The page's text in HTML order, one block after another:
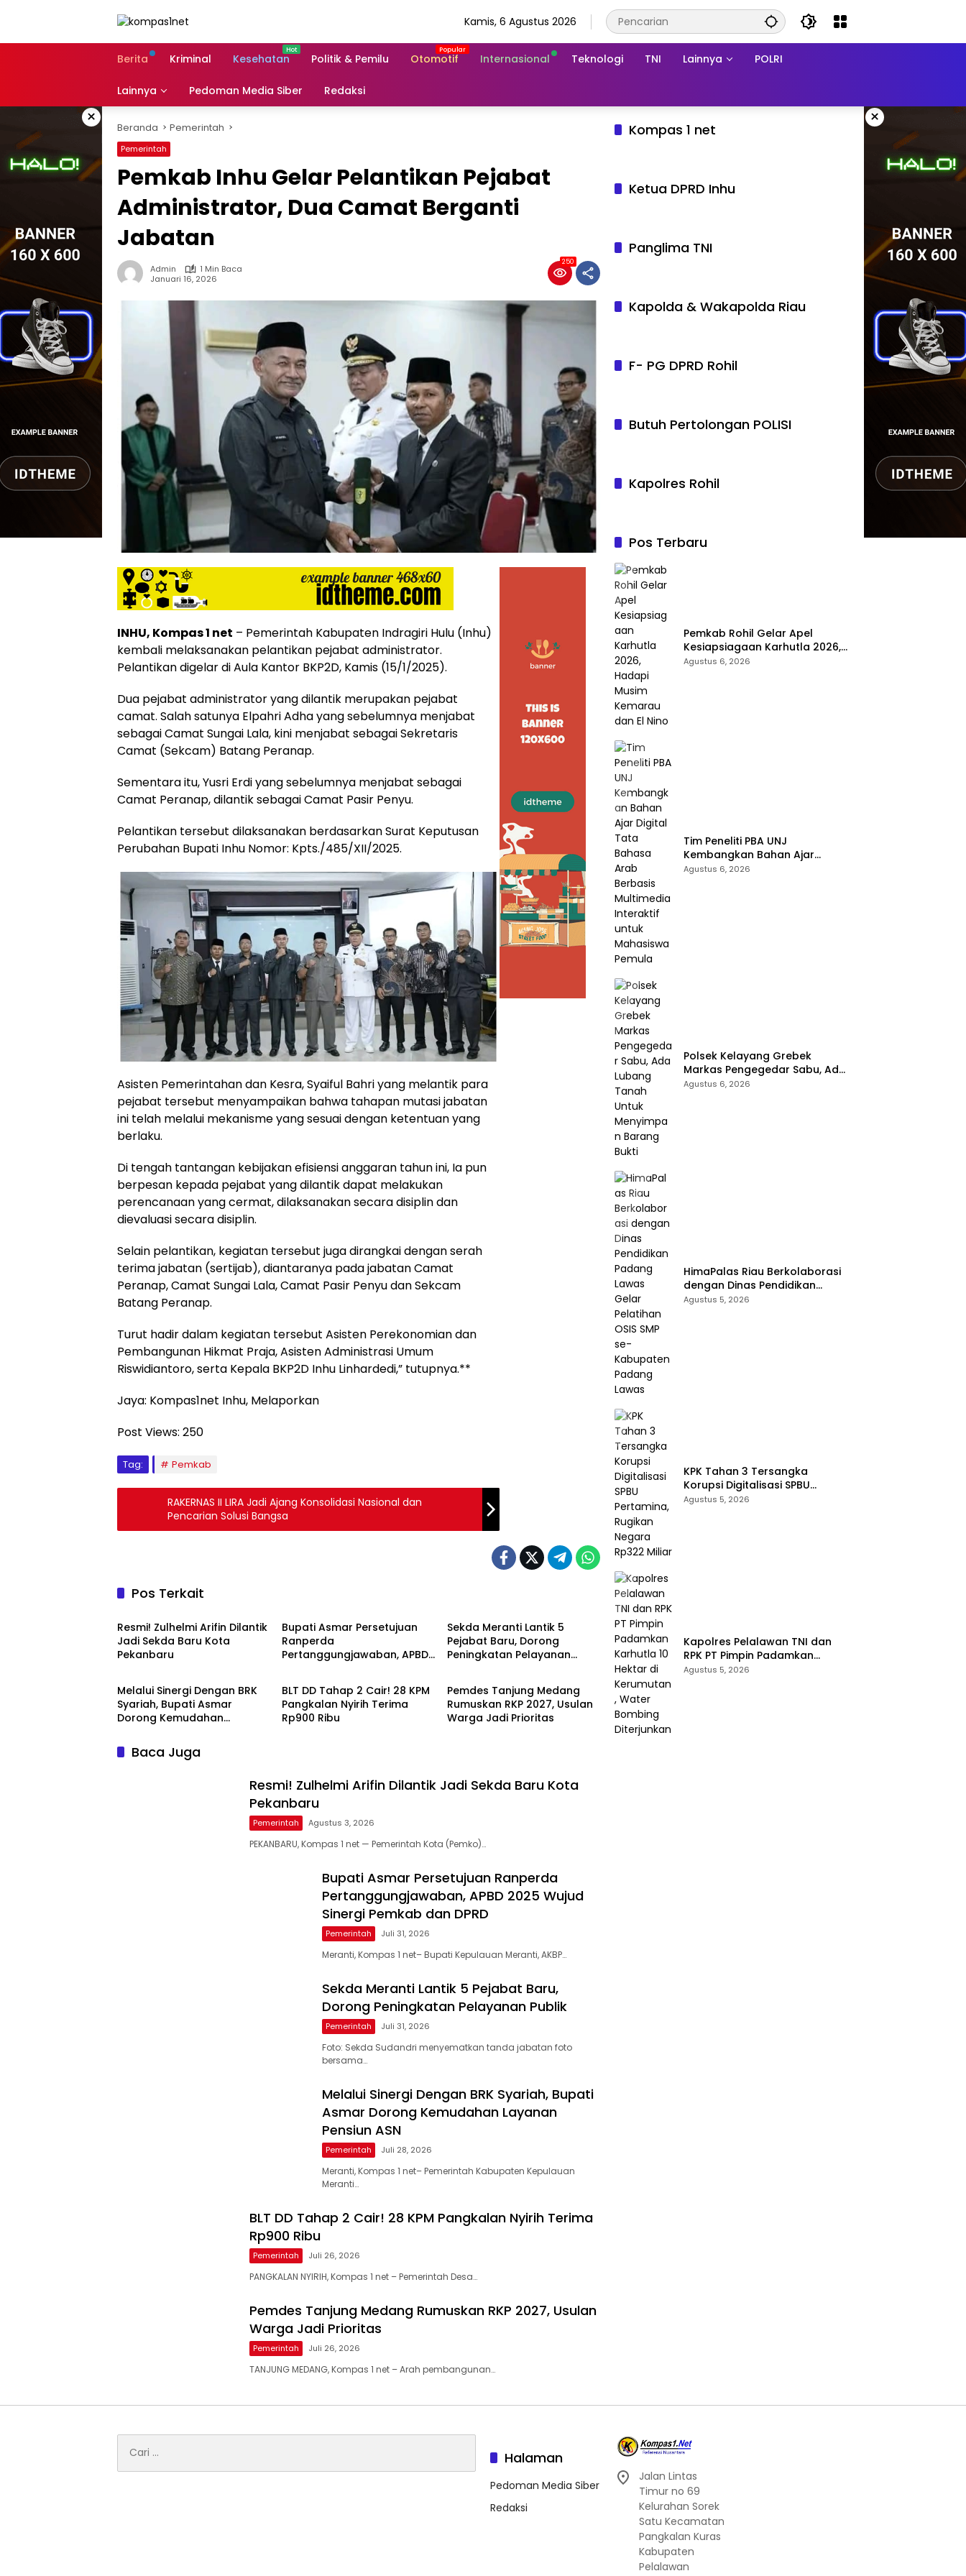
Kamis, 6 Agustus 2026
Berita Kriminal Kesehatan Politik & Pemilu Otomotif Internasional Teknologi TNI Lainnya POLRI
Lainnya Pedoman Media Siber Redaksi
× ×
Beranda Pemerintah
Pemerintah
Pemkab Inhu Gelar Pelantikan Pejabat
Administrator, Dua Camat Berganti
Jabatan
Admin
1 Min Baca
Januari 16, 2026
250
INHU, Kompas 1 net – Pemerintah Kabupaten Indragiri Hulu (Inhu)
kembali melaksanakan pelantikan pejabat administrator.
Pelantikan digelar di Aula Kantor BKP2D, Kamis (15/1/2025).
Dua pejabat administrator yang dilantik merupakan pejabat
camat. Salah satunya Elpahri Adha yang sebelumnya menjabat
sebagai Camat Sungai Lala, kini menjabat sebagai Sekretaris
Camat (Sekcam) Batang Peranap.
Sementara itu, Yusri Erdi yang sebelumnya menjabat sebagai
Camat Peranap, dilantik sebagai Camat Pasir Penyu.
Pelantikan tersebut dilaksanakan berdasarkan Surat Keputusan
Perubahan Bupati Inhu Nomor: Kpts./485/XII/2025.
Asisten Pemerintahan dan Kesra, Syaiful Bahri yang melantik para
pejabat tersebut menyampaikan bahwa tahapan mutasi jabatan
ini telah melalui mekanisme yang sesuai dengan ketentuan yang
berlaku.
Di tengah tantangan kebijakan efisiensi anggaran tahun ini, Ia pun
berpesan kepada pejabat yang dilantik dapat melakukan
perencanaan yang cermat, dilaksanakan secara disiplin dan
dievaluasi secara disiplin.
Selain pelantikan, kegiatan tersebut juga dirangkai dengan serah
terima jabatan (sertijab), diantaranya pada jabatan Camat
Peranap, Camat Sungai Lala, Camat Pasir Penyu dan Sekcam
Batang Peranap.
Turut hadir dalam kegiatan tersebut Asisten Perekonomian dan
Pembangunan Hikmat Praja, Asisten Administrasi Umum
Riswidiantoro, serta Kepala BKP2D Inhu Linhardedi,” tutupnya.**
Jaya: Kompas1net Inhu, Melaporkan
Post Views: 250
Tag: Pemkab
RAKERNAS II LIRA Jadi Ajang Konsolidasi Nasional dan
Pencarian Solusi Bangsa
Pos Terkait
Pemerintah
Resmi! Zulhelmi Arifin Dilantik
Jadi Sekda Baru Kota
Pekanbaru
Bupati Asmar Persetujuan
Ranperda
Pertanggungjawaban, APBD
Sekda Meranti Lantik 5
Pejabat Baru, Dorong
Peningkatan Pelayanan
Pemerintah
Melalui Sinergi Dengan BRK
Syariah, Bupati Asmar
Dorong Kemudahan
Pemerintah
BLT DD Tahap 2 Cair! 28 KPM
Pangkalan Nyirih Terima
Rp900 Ribu
Pemerintah
Pemdes Tanjung Medang
Rumuskan RKP 2027, Usulan
Warga Jadi Prioritas
Baca Juga
Resmi! Zulhelmi Arifin Dilantik Jadi Sekda Baru Kota
Pekanbaru
Pemerintah Agustus 3, 2026
PEKANBARU, Kompas 1 net — Pemerintah Kota (Pemko)…
Bupati Asmar Persetujuan Ranperda
Pertanggungjawaban, APBD 2025 Wujud
Sinergi Pemkab dan DPRD
Pemerintah Juli 31, 2026
Meranti, Kompas 1 net– Bupati Kepulauan Meranti, AKBP…
Sekda Meranti Lantik 5 Pejabat Baru,
Dorong Peningkatan Pelayanan Publik
Pemerintah Juli 31, 2026
Foto: Sekda Sudandri menyematkan tanda jabatan foto
bersama…
Melalui Sinergi Dengan BRK Syariah, Bupati
Asmar Dorong Kemudahan Layanan
Pensiun ASN
Pemerintah Juli 28, 2026
Meranti, Kompas 1 net– Pemerintah Kabupaten Kepulauan
Meranti…
BLT DD Tahap 2 Cair! 28 KPM Pangkalan Nyirih Terima
Rp900 Ribu
Pemerintah Juli 26, 2026
PANGKALAN NYIRIH, Kompas 1 net – Pemerintah Desa…
Pemdes Tanjung Medang Rumuskan RKP 2027, Usulan
Warga Jadi Prioritas
Pemerintah Juli 26, 2026
TANJUNG MEDANG, Kompas 1 net – Arah pembangunan…
Kompas 1 net
Ketua DPRD Inhu
Panglima TNI
Kapolda & Wakapolda Riau
F- PG DPRD Rohil
Butuh Pertolongan POLISI
Kapolres Rohil
Pos Terbaru
Pemkab Rohil Gelar Apel
Kesiapsiagaan Karhutla 2026,
Hadapi Musim Kemarau dan El
Agustus 6, 2026
Tim Peneliti PBA UNJ
Kembangkan Bahan Ajar
Digital Tata Bahasa Arab
Agustus 6, 2026
Polsek Kelayang Grebek
Markas Pengegedar Sabu, Ada
Lubang Tanah Untuk
Agustus 6, 2026
HimaPalas Riau Berkolaborasi
dengan Dinas Pendidikan
Padang Lawas Gelar Pelatihan
Agustus 5, 2026
KPK Tahan 3 Tersangka
Korupsi Digitalisasi SPBU
Pertamina, Rugikan Negara
Agustus 5, 2026
Kapolres Pelalawan TNI dan
RPK PT Pimpin Padamkan
Karhutla 10 Hektar di
Agustus 5, 2026
untuk:
Halaman
Pedoman Media Siber
Redaksi
Jalan Lintas
Timur no 69
Kelurahan Sorek
Satu Kecamatan
Pangkalan Kuras
Kabupaten
Pelalawan